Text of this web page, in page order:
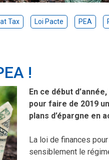
Tax Loi Pacte PEA
!
En ce début
pour faire de 2019
plans d’épargne en
La loi de finances
sensiblement le